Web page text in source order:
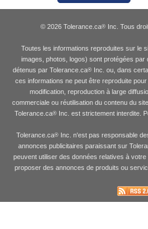
© 2026 Tolerance.ca®Inc. Tous
Toutes les informations reproduites sur le
images, photos, logos) sont protégées par
détenus par Tolerance.ca® Inc. ou, dans
ces informations ne peut être reproduite
modification, reproduction à large
commerciale ou réutilisation du contenu du
Tolerance.ca® Inc. est strictement interdite.
Tolerance.ca® Inc. n'est pas responsable
annonces publicitaires paraissant sur
peuvent utiliser des données relatives à
proposer des annonces de produits ou